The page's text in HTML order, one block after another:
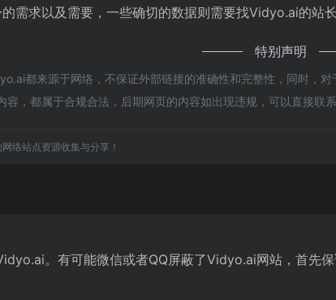
需求以及需要，一些确切的数据则需要找Vidyo.ai的站
特别声明
都来源于网络，不保证外部链接的准确性和完整性，同时，
，都属于合规合法，后期网页的内容如出现违规，可以直接联
络站点资源收集与分享！
。有可能微信或者QQ屏蔽了Vidyo.ai网站，首先